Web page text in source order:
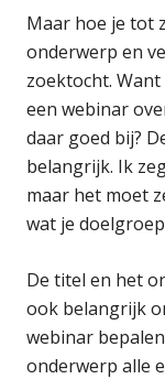
Maar hoe je tot
onderwerp en
zoektocht.
een webinar
daar goed bij?
belangrijk. Ik
maar het moet
wat je
De titel en het
ook belangrijk
webinar
onderwerp alle